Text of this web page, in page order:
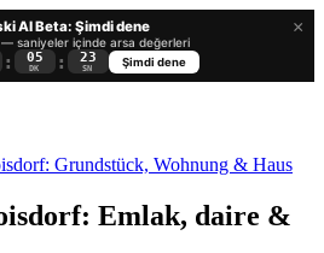
×
AI Beta: Şimdi dene
saniyeler içinde arsa değerleri
: 05
DK : 22
SN
Şimdi dene
Emlak, daire &